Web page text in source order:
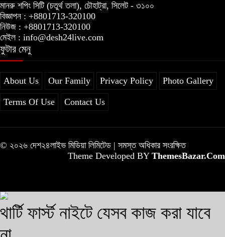
মানরু শপিং সিটি (চতুর্থ তলা), চৌহাট্রা, সিলেট - ৩১০০
বিজ্ঞাপন : +8801713-320100
নিউজ : +8801713-320100
মেইল : info@desh24live.com
ফুটার মেনু
About Us Our Family Privacy Policy Photo Gallery
Terms Of Use Contact Us
© ২০২৬ দেশ২৪লাইভ মিডিয়া লিমিটেড | সমস্ত অধিকার সংরক্ষিত
Theme Developed BY ThemesBazar.Com
থার্টি ফার্স্ট নাইটে যেসব কাজ করা যাবে